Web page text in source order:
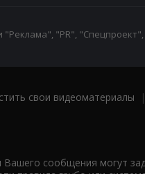
"PR",
свои видеоматериалы |
сообщения могут